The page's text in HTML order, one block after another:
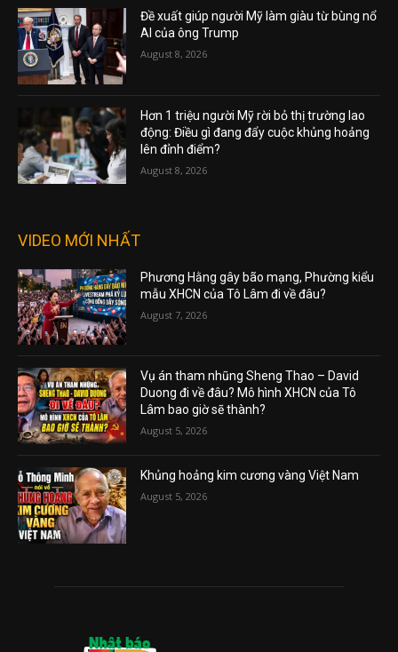
Đề xuất giúp người Mỹ làm giàu từ bùng nổ
AI của ông Trump
August 8, 2026
Hơn 1 triệu người Mỹ rời bỏ thị trường lao
động: Điều gì đang đẩy cuộc khủng hoảng
lên đỉnh điểm?
August 8, 2026
VIDEO MỚI NHẤT
Phương Hằng gây bão mạng, Phường kiểu
mẫu XHCN của Tô Lâm đi về đâu?
August 7, 2026
Vụ án tham nhũng Sheng Thao – David
Duong đi về đâu? Mô hình XHCN của Tô
Lâm bao giờ sẽ thành?
August 5, 2026
Khủng hoảng kim cương vàng Việt Nam
August 5, 2026